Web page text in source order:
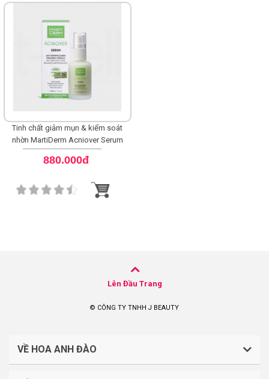
Tinh chất giảm mụn & kiểm soát
nhờn MartiDerm Acniover Serum
880.000đ
Lên Đầu Trang
© CÔNG TY TNHH J BEAUTY
VỀ HOA ANH ĐÀO